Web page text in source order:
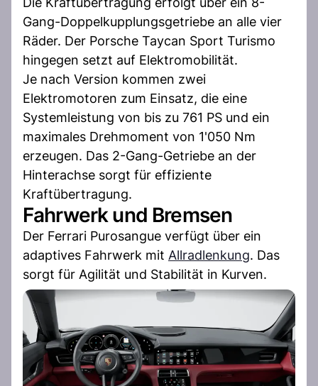
Gang-Doppelkupplungsgetriebe an alle vier
Räder. Der Porsche Taycan Sport Turismo
hingegen setzt auf Elektromobilität.
Je nach Version kommen zwei
Elektromotoren zum Einsatz, die eine
Systemleistung von bis zu 761 PS und ein
maximales Drehmoment von 1'050 Nm
erzeugen. Das 2-Gang-Getriebe an der
Hinterachse sorgt für effiziente
Kraftübertragung.
Fahrwerk und Bremsen
Der Ferrari Purosangue verfügt über ein
adaptives Fahrwerk mit Allradlenkung. Das
sorgt für Agilität und Stabilität in Kurven.